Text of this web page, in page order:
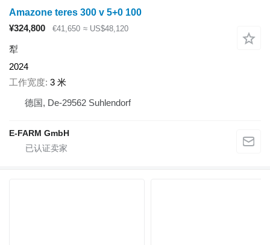
Amazone teres 300 v 5+0 100
¥324,800
€41,650 ≈ US$48,120
犁
2024
工作宽度 3 米
德国, De-29562 Suhlendorf
E-FARM GmbH